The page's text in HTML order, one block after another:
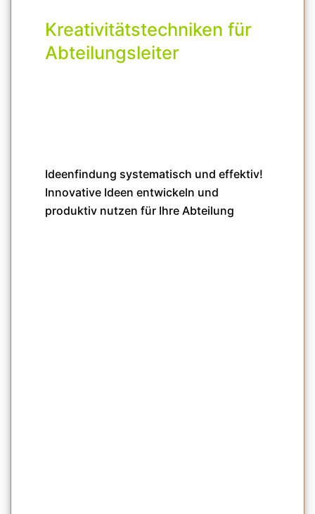
Kreativitätstechniken für
Abteilungsleiter
Ideenfindung systematisch und effektiv!
Innovative Ideen entwickeln und
produktiv nutzen für Ihre Abteilung